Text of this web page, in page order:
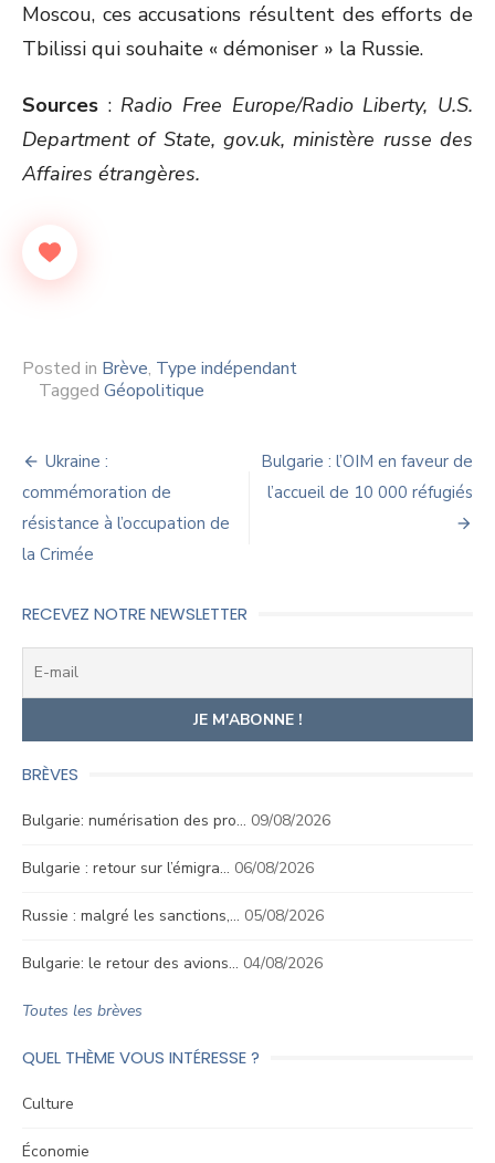
Moscou, ces accusations résultent des efforts de
Tbilissi qui souhaite « démoniser » la Russie.
Sources : Radio Free Europe/Radio Liberty, U.S.
Department of State, gov.uk, ministère russe des
Affaires étrangères.
Posted in Brève, Type indépendant
Tagged Géopolitique
Navigation
de
l’article
Ukraine :
commémoration de
résistance à l’occupation de
la Crimée
Bulgarie : l’OIM en faveur de
l’accueil de 10 000 réfugiés
RECEVEZ NOTRE NEWSLETTER
BRÈVES
Bulgarie: numérisation des pro… 09/08/2026
Bulgarie : retour sur l’émigra… 06/08/2026
Russie : malgré les sanctions,… 05/08/2026
Bulgarie: le retour des avions… 04/08/2026
Toutes les brèves
QUEL THÈME VOUS INTÉRESSE ?
Culture
Économie